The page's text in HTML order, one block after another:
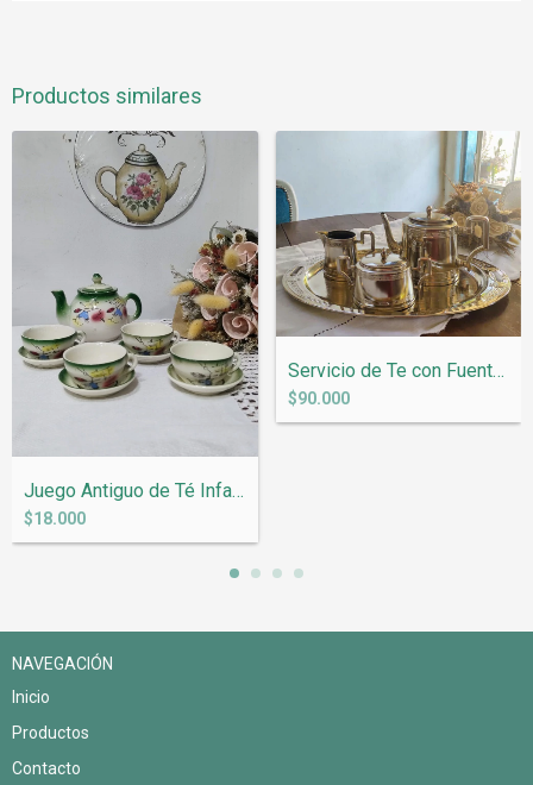
Productos similares
Juego Antiguo de Té Infantil de Loza Num...
$18.000
Servicio de Te con Fuente oval Europeo c...
$90.000
NAVEGACIÓN
Inicio
Productos
Contacto